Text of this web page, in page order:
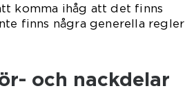
komma ihåg att det finns
finns några generella regler
och nackdelar